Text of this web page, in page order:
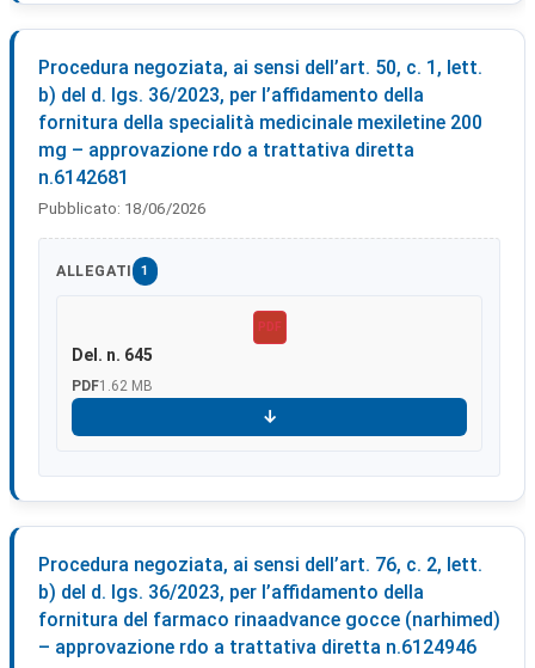
Procedura negoziata, ai sensi dell’art. 50, c. 1, lett.
b) del d. lgs. 36/2023, per l’affidamento della
fornitura della specialità medicinale mexiletine 200
mg – approvazione rdo a trattativa diretta
n.6142681
Pubblicato: 18/06/2026
ALLEGATI 1
PDF
Del. n. 645
PDF1.62 MB
Scarica
Procedura negoziata, ai sensi dell’art. 76, c. 2, lett.
b) del d. lgs. 36/2023, per l’affidamento della
fornitura del farmaco rinaadvance gocce (narhimed)
– approvazione rdo a trattativa diretta n.6124946